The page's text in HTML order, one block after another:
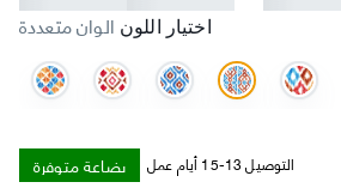
اختيار اللون الوان متعددة
بضاعة متوفرة التوصيل 13-15 أيام عمل